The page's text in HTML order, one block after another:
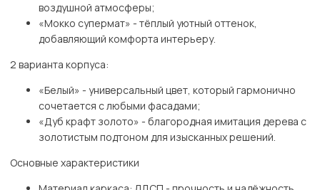
воздушной атмосферы;
«Мокко супермат» - тёплый уютный оттенок,
добавляющий комфорта интерьеру.
2 варианта корпуса:
«Белый» - универсальный цвет, который гармонично
сочетается с любыми фасадами;
«Дуб крафт золото» - благородная имитация дерева с
золотистым подтоном для изысканных решений.
Основные характеристики